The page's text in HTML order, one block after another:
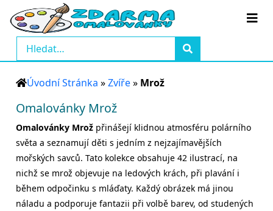
Úvodní Stránka »Zvíře» Mrož
Omalovánky Mrož
Omalovánky Mrož přinášejí klidnou atmosféru polárního
světa a seznamují děti s jedním z nejzajímavějších
mořských savců. Tato kolekce obsahuje 42 ilustrací, na
nichž se mrož objevuje na ledových krách, při plavání i
během odpočinku s mláďaty. Každý obrázek má jinou
náladu a podporuje fantazii při volbě barev, od studených